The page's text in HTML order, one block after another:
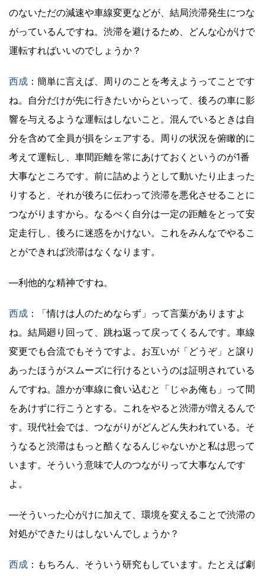
のないただの減速や車線変更などが、結局渋滞発生につな
がっているんですね。渋滞を避けるため、どんな心がけで
運転すればいいのでしょうか？
西成 ：簡単に言えば、周りのことを考えようってことです
ね。自分だけが先に行きたいからといって、後ろの車に影
響を与えるような運転はしないこと。混んでいるときは自
分を含めて全員が損をシェアする。周りの状況を俯瞰的に
考えて運転し、車間距離を常にあけておくというのが1番
大事なところです。前に詰めようとして動いたり止まった
りすると、それが後ろに伝わって渋滞を悪化させることに
つながりますから。なるべく自分は一定の距離をとって安
定走行し、後ろに迷惑をかけない。これをみんなでやるこ
とができれば渋滞はなくなります。
―利他的な精神ですね。
西成 ：「情けは人のためならず」って言葉がありますよ
ね。結局廻り回って、跳ね返って戻ってくるんです。車線
変更でも合流でもそうですよ。お互いが「どうぞ」と譲り
あったほうがスムーズに行けるというのは証明されている
んですね。誰かが車線に食い込むと「じゃあ俺も」って間
をあけずに行こうとする。これをやると渋滞が増えるんで
す。現代社会では、つながりがどんどん失われている。そ
うなると渋滞はもっと酷くなるんじゃないかと私は思って
います。そういう意味で人のつながりって大事なんです
よ。
―そういった心がけに加えて、環境を変えることで渋滞の
対処ができたりはしないんでしょうか？
西成 ：もちろん、そういう研究もしています。たとえば劇